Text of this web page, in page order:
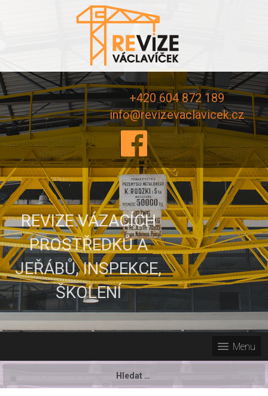
REVIZE VÁZACÍCH
PROSTŘEDKŮ A
JEŘÁBŮ, INSPEKCE,
ŠKOLENÍ
+420 604 872 189
info@revizevaclavicek.cz
Vyhledávání
Menu